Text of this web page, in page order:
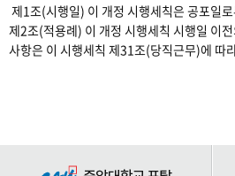
제1조(시행일) 이 개정 시행세칙은 공포일
제2조(적용례) 이 개정 시행세칙 시행일 이
사항은 이 시행세칙 제31조(당직근무)에 따